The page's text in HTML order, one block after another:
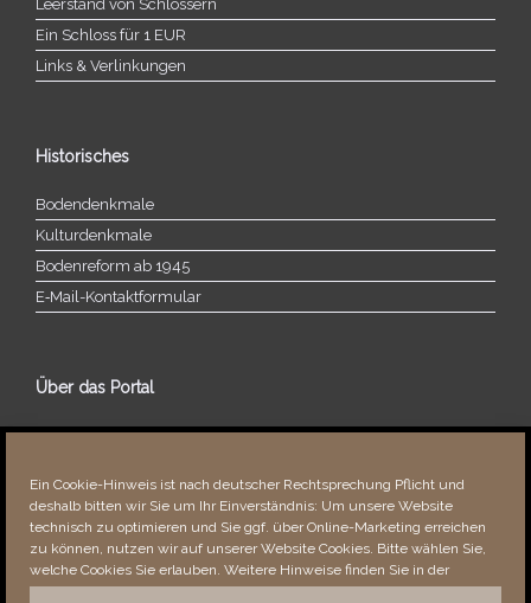
Ein Cookie-Hinweis ist nach deutscher Rechtsprechung Pflicht und
deshalb bitten wir Sie um Ihr Einverständnis: Um unsere Website
technisch zu optimieren und Sie ggf. über Online-Marketing erreichen
zu können, nutzen wir auf unserer Website Cookies. Bitte wählen Sie,
welche Cookies Sie erlauben. Weitere Hinweise finden Sie in der
Leerstand von Schlössern
Ein Schloss für 1 EUR
Links & Verlinkungen
Historisches
Bodendenkmale
Kulturdenkmale
Bodenreform ab 1945
E‑Mail-​​Kontaktformular
Über das Portal
Über dieses Portal
Fehler bemerkt?